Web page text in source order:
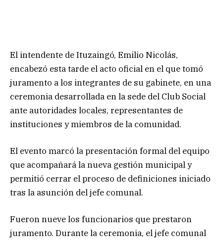
El intendente de Ituzaingó, Emilio Nicolás,
encabezó esta tarde el acto oficial en el que tomó
juramento a los integrantes de su gabinete, en una
ceremonia desarrollada en la sede del Club Social
ante autoridades locales, representantes de
instituciones y miembros de la comunidad.
El evento marcó la presentación formal del equipo
que acompañará la nueva gestión municipal y
permitió cerrar el proceso de definiciones iniciado
tras la asunción del jefe comunal.
Fueron nueve los funcionarios que prestaron
juramento. Durante la ceremonia, el jefe comunal